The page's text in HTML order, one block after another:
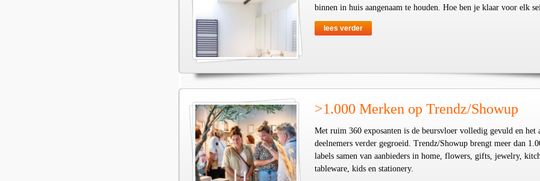
binnen in huis aangenaam te houden. Hoe ben je klaar voor elk
lees verder
>1.000 Merken op Trendz/Showup
Met ruim 360 exposanten is de beursvloer volledig gevuld en het
deelnemers verder gegroeid. Trendz/Showup brengt meer dan
labels samen van aanbieders in home, flowers, gifts, jewelry,
tableware, kids en stationery.